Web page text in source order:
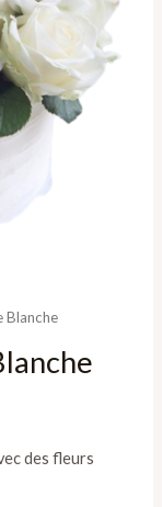
Blanche
des fleurs